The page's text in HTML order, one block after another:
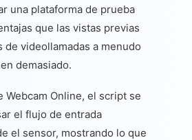
una plataforma de prueba
que las vistas previas
de videollamadas a menudo
demasiado.
Webcam Online, el script se
el flujo de entrada
el sensor, mostrando lo que